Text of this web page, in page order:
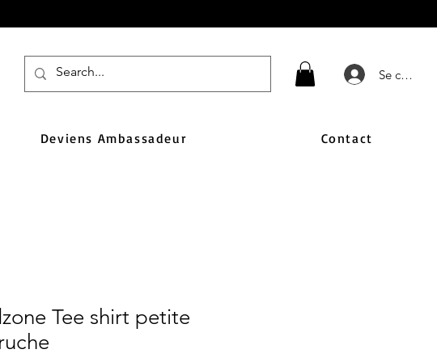
Se
Deviens Ambassadeur Contact
Tee shirt petite